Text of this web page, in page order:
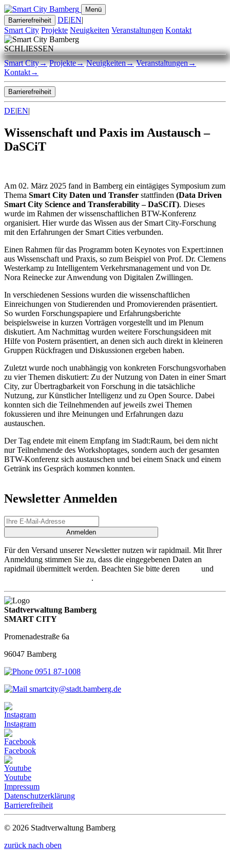
Menü
Barrierefreiheit
DE|EN|
Smart City Projekte Neuigkeiten Veranstaltungen Kontakt
SCHLIESSEN
Smart City→ Projekte→ Neuigkeiten→ Veranstaltungen→
Kontakt→
Barrierefreiheit
DE|EN|
Wissenschaft und Paxis im Austausch –
DaSCiT
Am 02. März 2025 fand in Bamberg ein eintägiges Symposium zum
Thema Smart City Daten und Transfer stattfinden (Data Driven
Smart City Science and Transferability – DaSCiT). Dieses
wurde im Rahmen der wissenschaftlichen BTW-Konferenz
organisiert. Hier wurde das Wissen aus der Smart City-Forschung
mit den Erfahrungen der Smart Cities verbunden.
Einen Rahmen für das Programm boten Keynotes von Expert:innen
aus Wissenschaft und Praxis, so zum Beispiel von Prof. Dr. Clemens
Westerkamp zu Intelligentem Verkehrsmanagement und von Dr.
Nora Reinecke zur Anwendung von Digitalen Zwillingen.
In verschiedenen Sessions wurden die wissenschaftlichen
Einreichungen von Studierenden und Promovierenden präsentiert.
So wurden Forschungspapiere und Erfahrungsberichte
beispielsweise in kurzen Vorträgen vorgestellt und im Plenum
diskutiert. Am Nachmittag wurden weitere Forschungsideen mit
Hilfe von Postern präsentiert, an denen sich auch direkt in kleineren
Gruppen Rückfragen und Diskussionen ergeben haben.
Zuletzt wurde noch unabhängig von konkreten Forschungsvorhaben
zu vier Themen diskutiert: Zu der Nutzung von Daten in einer Smart
City, zur Übertragbarkeit von Forschung in die tatsächliche
Nutzung, zur Künstlicher Intelligenz und zu Open Source. Dabei
konnten sich die Teilnehmenden auf jeweils zwei Themen
fokussieren und ihre Meinungen und Erfahrungen dazu
austauschen.
Der Tag endete mit einem Empfang im Stadt:Raum, bei dem nicht
nur Teilnehmende des Workshoptages, sondern auch der gesamten
BTW-Konferenz sich austauschen und bei einem Snack und einem
Getränk ins Gespräch kommen konnten.
Newsletter Anmelden
Anmelden
Für den Versand unserer Newsletter nutzen wir rapidmail. Mit Ihrer
Anmeldung stimmen Sie zu, dass die eingegebenen Daten an
rapidmail übermittelt werden. Beachten Sie bitte deren
und
.
Stadtverwaltung Bamberg
SMART CITY
Promenadestraße 6a
96047 Bamberg
0951 87-1008
smartcity@stadt.bamberg.de
Instagram
Facebook
Youtube
Impressum
Datenschutzerklärung
Barrierefreiheit
© 2026 Stadtverwaltung Bamberg
zurück nach oben